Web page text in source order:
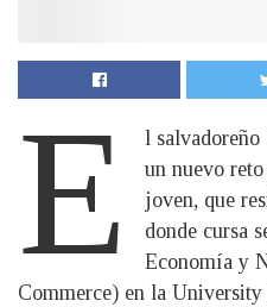
E
l salvadoreño
un nuevo
joven, que
donde cursa
Economía y
Commerce) en la University